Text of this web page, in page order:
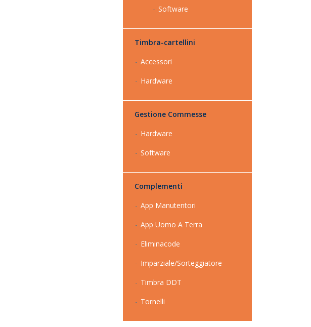
Software
Timbra-cartellini
Accessori
Hardware
Gestione Commesse
Hardware
Software
Complementi
App Manutentori
App Uomo A Terra
Eliminacode
Imparziale/Sorteggiatore
Timbra DDT
Tornelli